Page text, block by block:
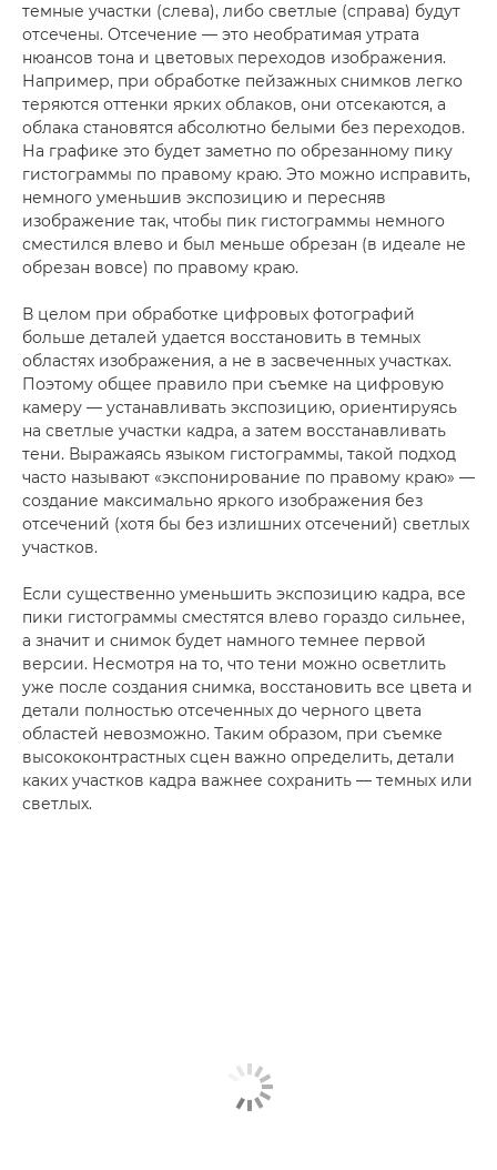
темные участки (слева), либо светлые (справа) будут
отсечены. Отсечение — это необратимая утрата
нюансов тона и цветовых переходов изображения.
Например, при обработке пейзажных снимков легко
теряются оттенки ярких облаков, они отсекаются, а
облака становятся абсолютно белыми без переходов.
На графике это будет заметно по обрезанному пику
гистограммы по правому краю. Это можно исправить,
немного уменьшив экспозицию и пересняв
изображение так, чтобы пик гистограммы немного
сместился влево и был меньше обрезан (в идеале не
обрезан вовсе) по правому краю.
В целом при обработке цифровых фотографий
больше деталей удается восстановить в темных
областях изображения, а не в засвеченных участках.
Поэтому общее правило при съемке на цифровую
камеру — устанавливать экспозицию, ориентируясь
на светлые участки кадра, а затем восстанавливать
тени. Выражаясь языком гистограммы, такой подход
часто называют «экспонирование по правому краю» —
создание максимально яркого изображения без
отсечений (хотя бы без излишних отсечений) светлых
участков.
Если существенно уменьшить экспозицию кадра, все
пики гистограммы сместятся влево гораздо сильнее,
а значит и снимок будет намного темнее первой
версии. Несмотря на то, что тени можно осветлить
уже после создания снимка, восстановить все цвета и
детали полностью отсеченных до черного цвета
областей невозможно. Таким образом, при съемке
высококонтрастных сцен важно определить, детали
каких участков кадра важнее сохранить — темных или
светлых.